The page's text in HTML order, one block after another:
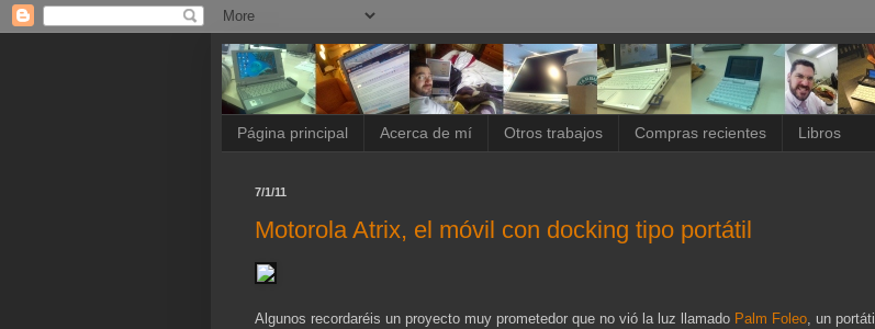
Página principal Acerca de mí Otros trabajos Compras recientes Libros
7/1/11
Motorola Atrix, el móvil con docking tipo portátil
Algunos recordaréis un proyecto muy prometedor que no vió la luz llamado Palm Foleo, un portátil